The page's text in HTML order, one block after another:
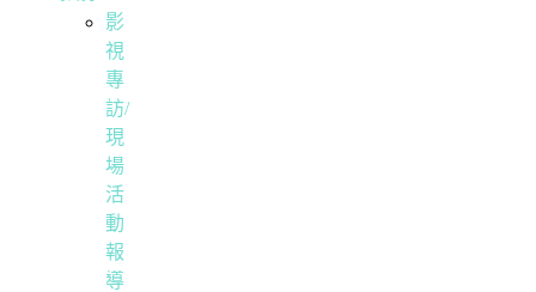
影
視
專
訪/
現
場
活
動
報
導